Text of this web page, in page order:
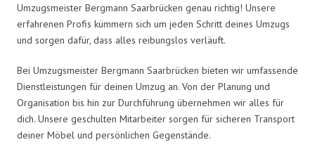
Umzugsmeister Bergmann Saarbrücken genau richtig! Unsere
erfahrenen Profis kümmern sich um jeden Schritt deines Umzugs
und sorgen dafür, dass alles reibungslos verläuft.
Bei Umzugsmeister Bergmann Saarbrücken bieten wir umfassende
Dienstleistungen für deinen Umzug an. Von der Planung und
Organisation bis hin zur Durchführung übernehmen wir alles für
dich. Unsere geschulten Mitarbeiter sorgen für sicheren Transport
deiner Möbel und persönlichen Gegenstände.